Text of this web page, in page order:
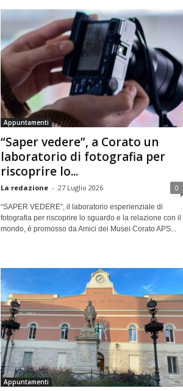
Appuntamenti
“Saper vedere”, a Corato un
laboratorio di fotografia per
riscoprire lo...
La redazione - 27 Luglio 2026 0
“SAPER VEDERE”, il laboratorio esperienziale di
fotografia per riscoprire lo sguardo e la relazione con il
mondo, é promosso da Amici dei Musei Corato APS...
Appuntamenti